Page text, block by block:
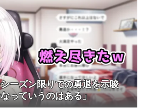
シーズン限りでの勇退を示唆
っていうのはある」